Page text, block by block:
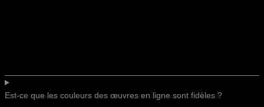
Est-ce que les couleurs des œuvres en ligne sont fidèles ?